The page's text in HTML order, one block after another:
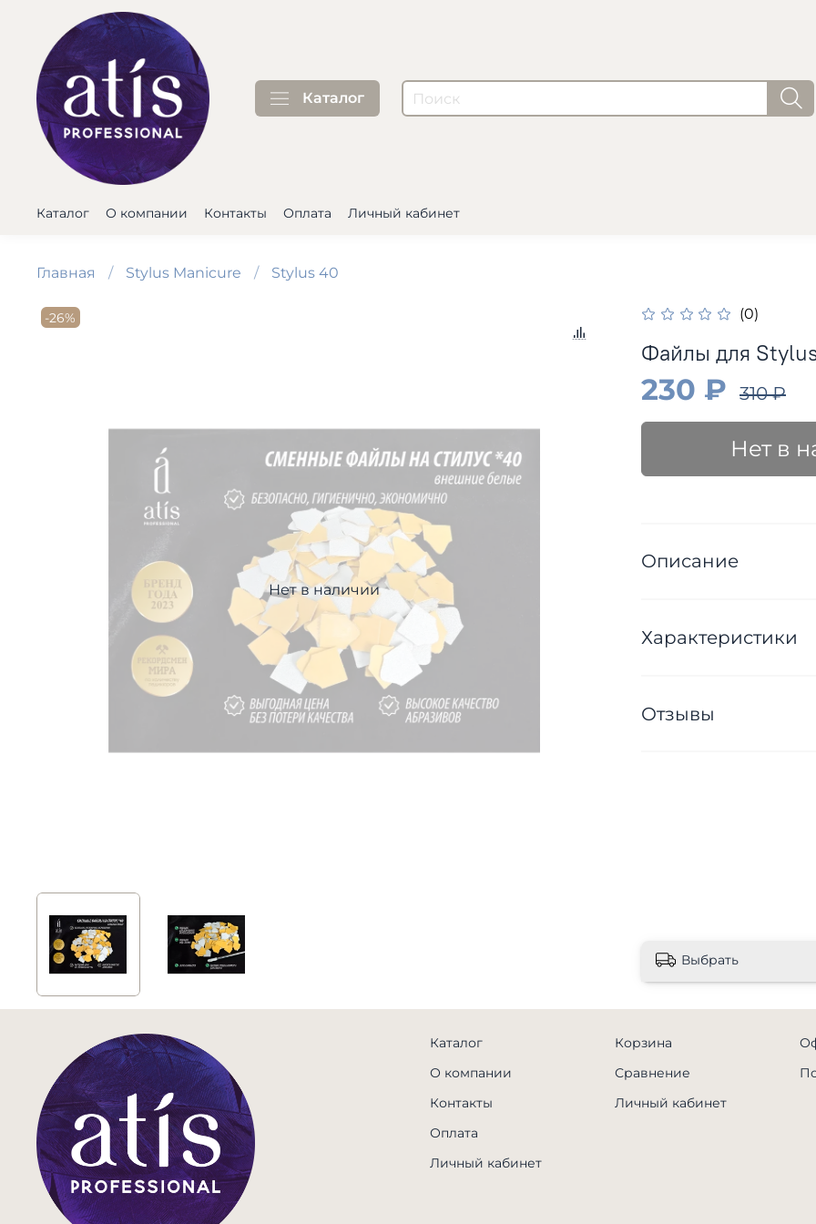
Каталог
Каталог О компании Контакты Оплата Личный кабинет
Главная Stylus Manicure Stylus 40
Нет в наличии
-26% (0)
Файлы для
230 ₽ 310 ₽
Нет в
Описание
Характеристики
Отзывы
Выбрать
Каталог
О компании
Контакты
Оплата
Личный кабинет
Корзина
Сравнение
Личный кабинет